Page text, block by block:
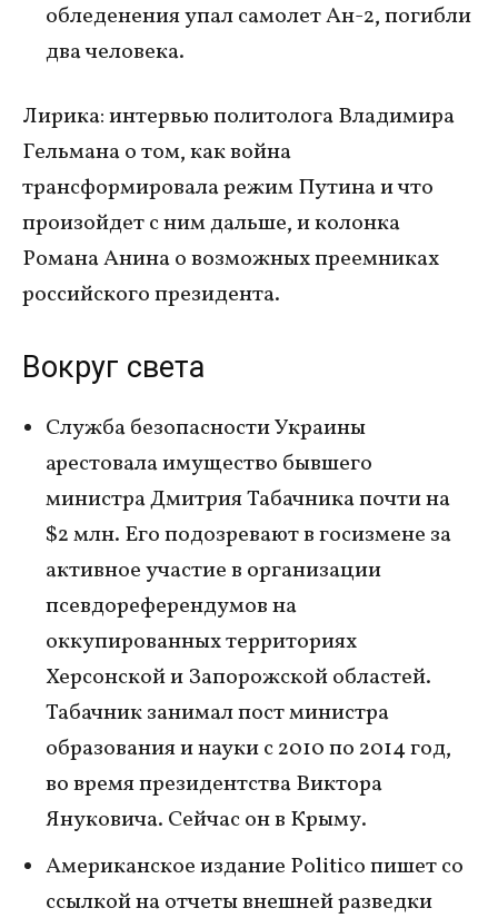
обледенения упал самолет Ан-2, погибли
два человека.
Лирика: интервью политолога Владимира
Гельмана о том, как война
трансформировала режим Путина и что
произойдет с ним дальше, и колонка
Романа Анина о возможных преемниках
российского президента.
Вокруг света
Служба безопасности Украины
арестовала имущество бывшего
министра Дмитрия Табачника почти на
$2 млн. Его подозревают в госизмене за
активное участие в организации
псевдореферендумов на
оккупированных территориях
Херсонской и Запорожской областей.
Табачник занимал пост министра
образования и науки с 2010 по 2014 год,
во время президентства Виктора
Януковича. Сейчас он в Крыму.
Американское издание Politico пишет со
ссылкой на отчеты внешней разведки